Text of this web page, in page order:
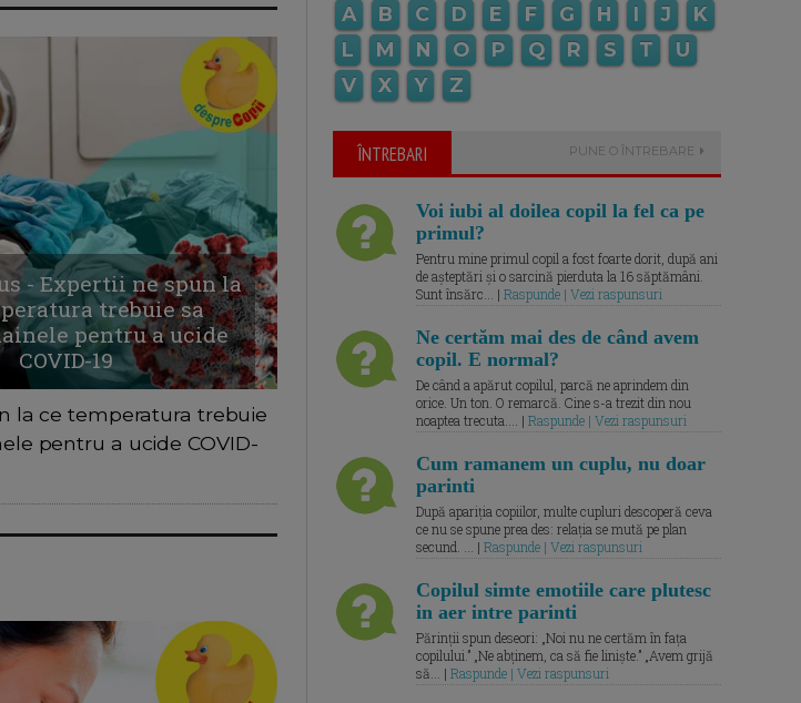
- Expertii ne spun la
trebuie sa
pentru a ucide
COVID-19
la ce temperatura trebuie
pentru a ucide COVID-
A B C D E F G H I J
K
L
M N O P Q R S T
U
V
X Y Z
ÎNTREBARI PUNE O ÎNTREBARE
Voi iubi al doilea copil la fel ca pe
primul?
Pentru mine primul copil a fost foarte dorit, după ani
de așteptări și o sarcină pierduta la 16 săptămâni.
Sunt însărc... | Raspunde | Vezi raspunsuri
Ne certăm mai des de când avem
copil. E normal?
De când a apărut copilul, parcă ne aprindem din
orice. Un ton. O remarcă. Cine s-a trezit din nou
noaptea trecuta.... | Raspunde | Vezi raspunsuri
Cum ramanem un cuplu, nu doar
parinti
După apariția copiilor, multe cupluri descoperă ceva
ce nu se spune prea des: relația se mută pe plan
secund. ... | Raspunde | Vezi raspunsuri
Copilul simte emotiile care plutesc
in aer intre parinti
Părinții spun deseori: „Noi nu ne certăm în fața
copilului.” „Ne abținem, ca să fie liniște.” „Avem grijă
să... | Raspunde | Vezi raspunsuri